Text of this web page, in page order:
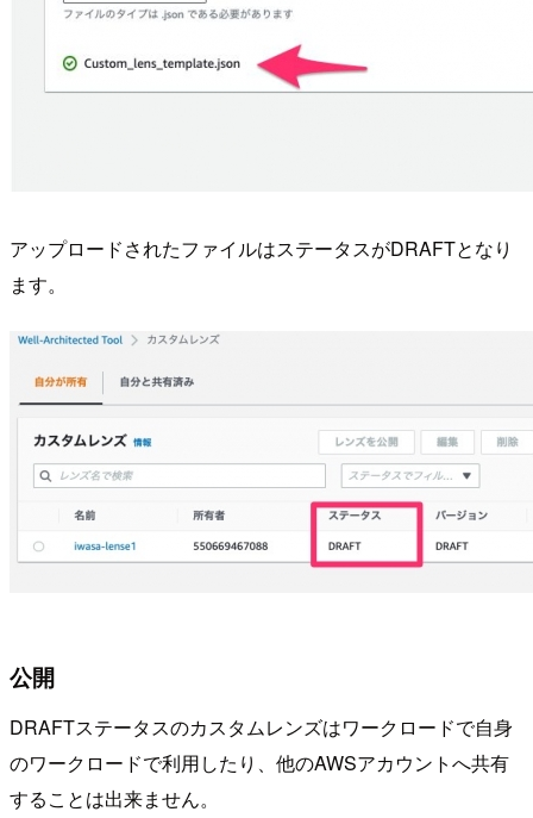
アップロードされたファイルはステータスがDRAFTとなり
ます。
公開
DRAFTステータスのカスタムレンズはワークロードで自身
のワークロードで利用したり、他のAWSアカウントへ共有
することは出来ません。